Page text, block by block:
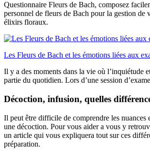
Questionnaire Fleurs de Bach, composez
personnel de fleurs de Bach pour la gestion de
élixirs floraux.
Les Fleurs de Bach et les émotions liées aux
Il y a des moments dans la vie où l’inquiétude
partie du quotidien. Lors d’une session
Décoction, infusion, quelles
Il peut être difficile de comprendre les nuances
une décoction. Pour vous aider a vous y
un article qui vous expliquera tout sur ces
préparation.